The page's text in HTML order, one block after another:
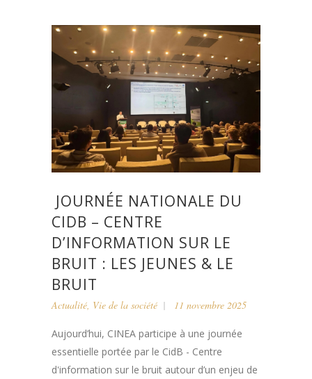
JOURNÉE NATIONALE DU
CIDB – CENTRE
D’INFORMATION SUR LE
BRUIT : LES JEUNES & LE
BRUIT
Actualité, Vie de la société 11 novembre 2025
Aujourd’hui, CINEA participe à une journée
essentielle portée par le CidB - Centre
d'information sur le bruit autour d’un enjeu de